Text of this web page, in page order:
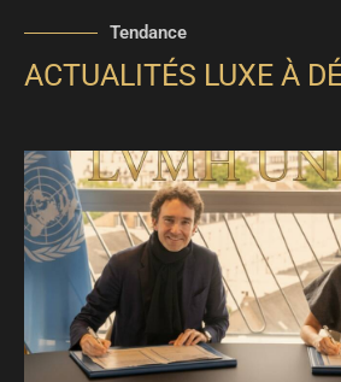
Tendance
ACTUALITÉS LUXE À